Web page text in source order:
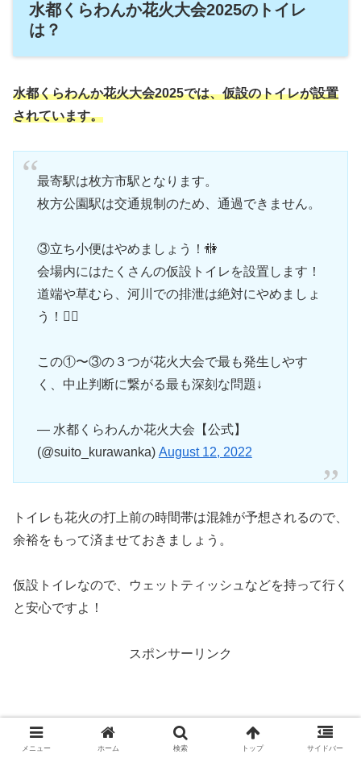
水都くらわんか花火大会2025のトイレ
は？
水都くらわんか花火大会2025では、仮設のトイレが設置
されています。
最寄駅は枚方市駅となります。
枚方公園駅は交通規制のため、通過できません。
③立ち小便はやめましょう！🚻
会場内にはたくさんの仮設トイレを設置します！
道端や草むら、河川での排泄は絶対にやめましょ
う！🙅‍♀️
この①〜③の３つが花火大会で最も発生しやす
く、中止判断に繋がる最も深刻な問題↓
— 水都くらわんか花火大会【公式】
(@suito_kurawanka) August 12, 2022
トイレも花火の打上前の時間帯は混雑が予想されるので、
余裕をもって済ませておきましょう。
仮設トイレなので、ウェットティッシュなどを持って行く
と安心ですよ！
スポンサーリンク
メニュー ホーム 検索 トップ サイドバー